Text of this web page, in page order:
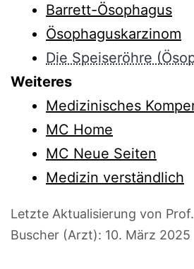
Barrett-Ösophagus
Ösophaguskarzinom
Die Speiseröhre
Weiteres
Medizinisches
MC Home
MC Neue Seiten
Medizin verständlich
Letzte Aktualisierung von
Buscher (Arzt): 10. März 2025